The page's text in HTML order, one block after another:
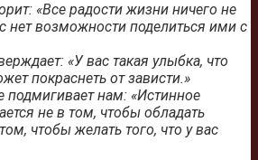
«Все радости жизни ничего не
нет возможности поделиться ими с
«У вас такая улыбка, что
покраснеть от зависти.»
нам: «Истинное
не в том, чтобы обладать
чтобы желать того, что у вас